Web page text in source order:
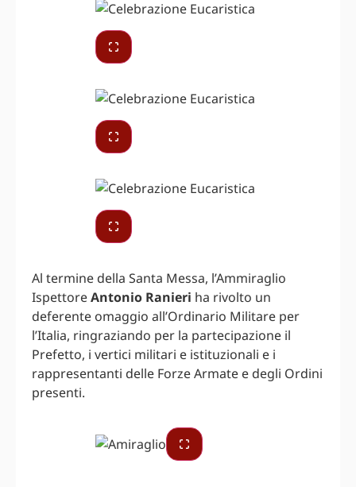
Al termine della Santa Messa, l’Ammiraglio
IspettoreAntonio Ranieri ha rivolto un
deferente omaggio all’Ordinario Militare per
l’Italia, ringraziando per la partecipazione il
Prefetto, i vertici militari e istituzionali e i
rappresentanti delle Forze Armate e degli Ordini
presenti.